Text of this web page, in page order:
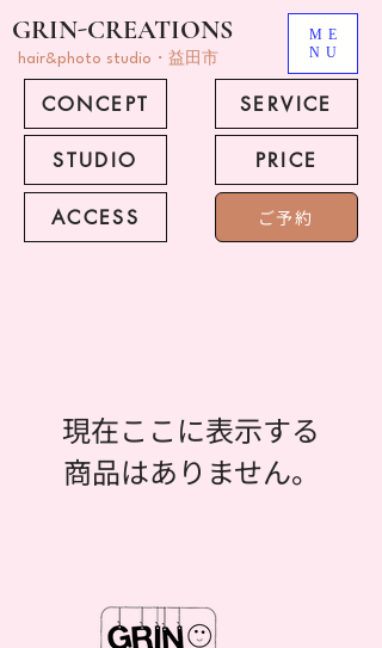
GRIN-CREATIONS
hair&photo studio・益田市
CONCEPT
STUDIO
ACCESS
SERVICE
PRICE
ご予約
ME
NU
現在ここに表示する
商品はありません。